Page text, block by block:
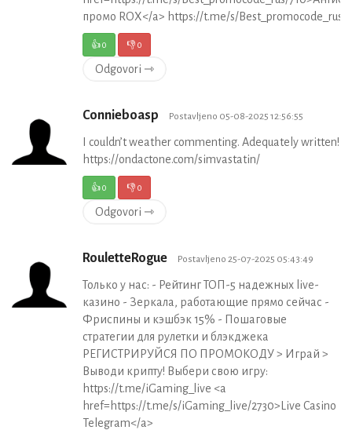
промо ROX</a> https://t.me/s/Best_promocode_rus/
👍0 👎0
Odgovori ⇾
Connieboasp Postavljeno 05-08-2025 12:56:55
I couldn’t weather commenting. Adequately written!
https://ondactone.com/simvastatin/
👍0 👎0
Odgovori ⇾
RouletteRogue Postavljeno 25-07-2025 05:43:49
Только у нас: - Рейтинг ТОП-5 надежных live-
казино - Зеркала, работающие прямо сейчас -
Фриспины и кэшбэк 15% - Пошаговые
стратегии для рулетки и блэкджека
РЕГИСТРИРУЙСЯ ПО ПРОМОКОДУ > Играй >
Выводи крипту! Выбери свою игру:
https://t.me/iGaming_live <a
href=https://t.me/s/iGaming_live/2730>Live Casino
Telegram</a>